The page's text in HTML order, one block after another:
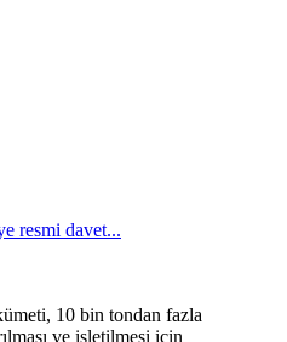
resmi davet...
10 bin tondan fazla
ve işletilmesi için